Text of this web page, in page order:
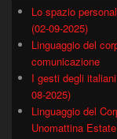
Lo spazio
(02-09-2025)
Linguaggio del
comunicazione
I gesti degli
08-2025)
Linguaggio del
Unomattina